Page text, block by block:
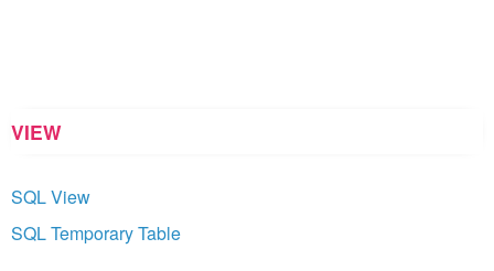
VIEW
SQL View
SQL Temporary Table